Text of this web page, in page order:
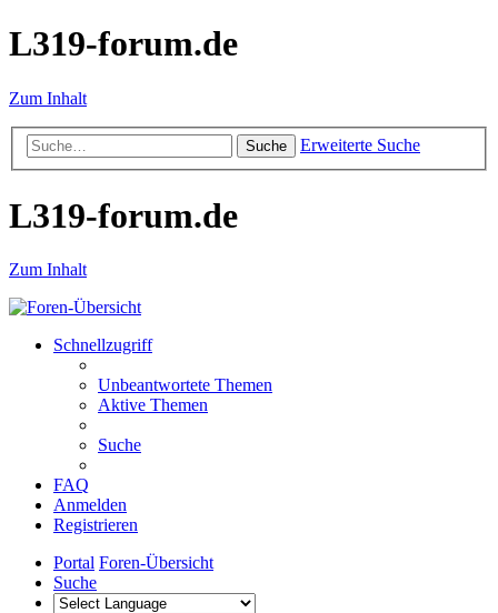
L319-forum.de
Zum Inhalt
Suche Erweiterte Suche
L319-forum.de
Zum Inhalt
Schnellzugriff
Unbeantwortete Themen
Aktive Themen
Suche
FAQ
Anmelden
Registrieren
Portal Foren-Übersicht
Suche